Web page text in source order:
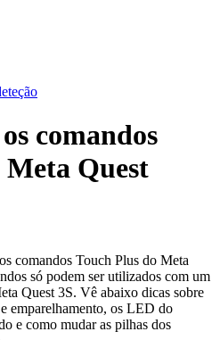
comandos
Quest
comandos Touch Plus do Meta
só podem ser utilizados com um
Quest 3S. Vê abaixo dicas sobre
emparelhamento, os LED do
e como mudar as pilhas dos